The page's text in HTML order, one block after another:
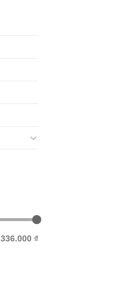
336.000 ₫